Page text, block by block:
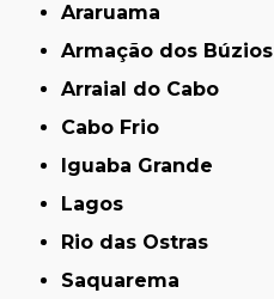
Araruama
Armação dos Búzios
Arraial do Cabo
Cabo Frio
Iguaba Grande
Lagos
Rio das Ostras
Saquarema